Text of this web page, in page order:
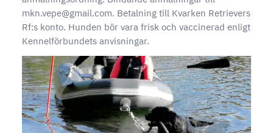
mkn.vepe@gmail.com. Betalning till Kvarken Retrievers
Rf:s konto. Hunden bör vara frisk och vaccinerad enligt
Kennelförbundets anvisningar.